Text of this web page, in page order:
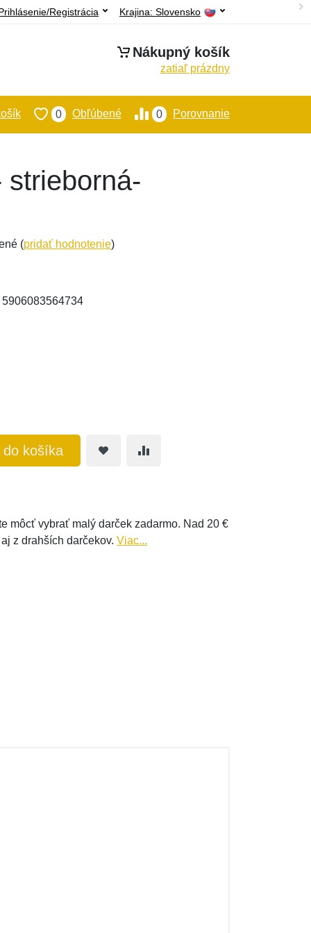
Krajina: Slovensko
Registrácia
Nákupný košík
zatiaľ prázdny
0 Porovnanie
0 Obľúbené
strieborná-
(pridať hodnotenie)
košíka
môcť vybrať malý darček zadarmo. Nad 20 €
z drahších darčekov. Viac...